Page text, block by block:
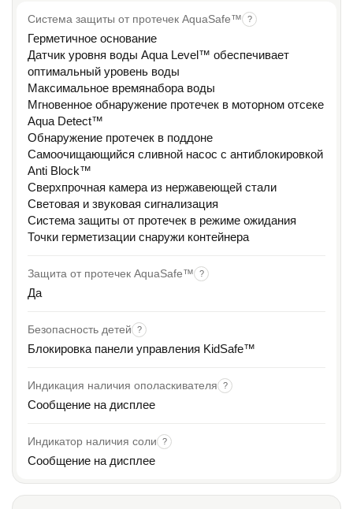
Система защиты от протечек AquaSafe™ ?
Герметичное основание
Датчик уровня воды Aqua Level™ обеспечивает
оптимальный уровень воды
Максимальное времянабора воды
Мгновенное обнаружение протечек в моторном отсеке
Aqua Detect™
Обнаружение протечек в поддоне
Самоочищающийся сливной насос с антиблокировкой
Anti Block™
Сверхпрочная камера из нержавеющей стали
Световая и звуковая сигнализация
Система защиты от протечек в режиме ожидания
Точки герметизации снаружи контейнера
Защита от протечек AquaSafe™ ?
Да
Безопасность детей ?
Блокировка панели управления KidSafe™
Индикация наличия ополаскивателя ?
Сообщение на дисплее
Индикатор наличия соли ?
Сообщение на дисплее